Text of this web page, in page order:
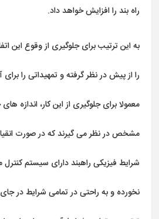
راه بند را افزایش خواهد داد.
به این ترتیب برای جلوگیری از وقوع این
را از پیش در نظر گرفته و تمهیداتی را
معمولا برای جلوگیری از این کار، اندازه
مشخص در نظر می گیرند که در صورت
شرایط فیزیکی راهبند دارای سیستم
نخورده و به راحتی در تمامی شرایط در جای